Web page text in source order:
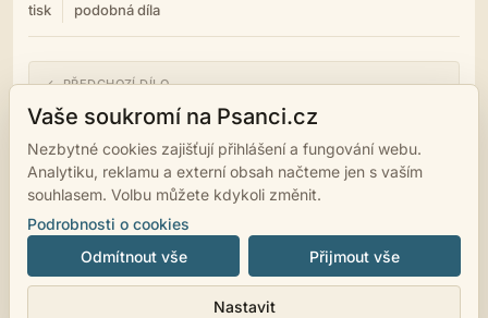
tisk podobná díla
← PŘEDCHOZÍ DÍLO
Sympatičtí savci
NÁSLEDUJÍCÍ DÍLO →
Rybí pseudohaiku
Nastavení cookies
Vaše soukromí na Psanci.cz
Nezbytné cookies zajišťují přihlášení a fungování webu.
Analytiku, reklamu a externí obsah načteme jen s vaším
souhlasem. Volbu můžete kdykoli změnit.
Podrobnosti o cookies
Odmítnout vše
Nastavit
Přijmout vše